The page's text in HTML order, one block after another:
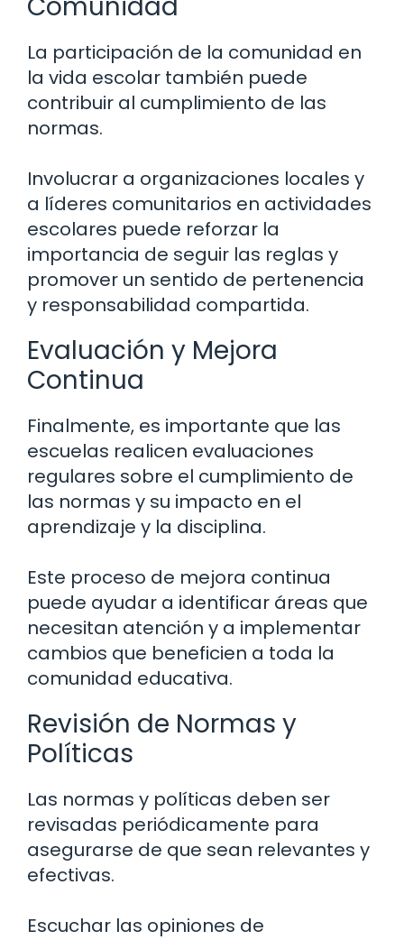
La participación de la comunidad en
la vida escolar también puede
contribuir al cumplimiento de las
normas.
Involucrar a organizaciones locales y
a líderes comunitarios en actividades
escolares puede reforzar la
importancia de seguir las reglas y
promover un sentido de pertenencia
y responsabilidad compartida.
Evaluación y Mejora
Continua
Finalmente, es importante que las
escuelas realicen evaluaciones
regulares sobre el cumplimiento de
las normas y su impacto en el
aprendizaje y la disciplina.
Este proceso de mejora continua
puede ayudar a identificar áreas que
necesitan atención y a implementar
cambios que beneficien a toda la
comunidad educativa.
Revisión de Normas y
Políticas
Las normas y políticas deben ser
revisadas periódicamente para
asegurarse de que sean relevantes y
efectivas.
Escuchar las opiniones de